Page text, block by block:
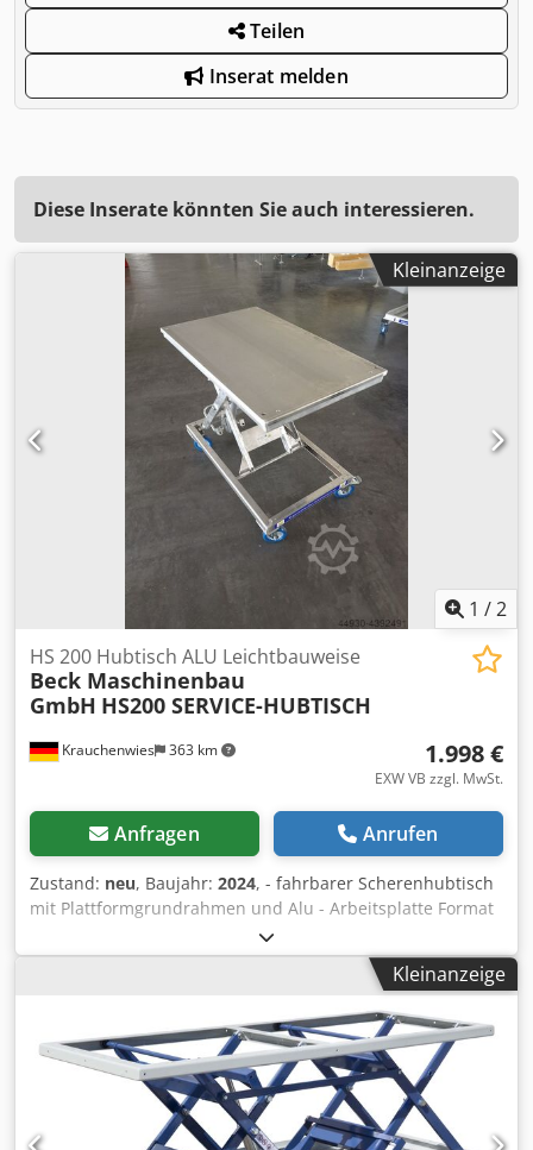
Teilen
Inserat melden
Diese Inserate könnten Sie auch interessieren.
Kleinanzeige
1 /2
Krauchenwies 363 km
HS 200 Hubtisch ALU Leichtbauweise
Beck Maschinenbau
GmbH HS200 SERVICE-HUBTISCH
1.998 €
EXW VB zzgl. MwSt.
Anfragen Anrufen
Zustand: neu, Baujahr: 2024, - fahrbarer Scherenhubtisch
mit Plattformgrundrahmen und Alu - Arbeitsplatte Format
1000x600mm - sehr leichte und dennoch stabile Bauart . -
ideal für den Servicetechniker - Betätigung für den Hub
Auf/Ab erfolgt über eine hydraulische Fußpumpe - Traglast
200 kg - Bauhöhe 400 mm - Nutzhub 610 mm -
Maximalhöhe 1010 mm Crjdpfx Aaefhbvnjrsf - Plattform
1000x 600 mm - Eigengewicht ca. 35 kg - Lenkrolle 2 Stück
mit Bremse, 2 Stück ohne Bremse - Rad-Ø 125 mm - Farbe
Kleinanzeige